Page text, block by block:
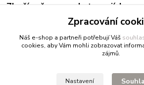
Zboží zařazeno v kategoriích
- vše pro fitness
Zpracování
Náš e-shop a partneři potřebují Váš
cookies, aby Vám mohli zobrazovat
zájmů.
Nastavení